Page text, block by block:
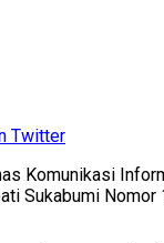
Twitter
Komunikasi
Sukabumi Nomor